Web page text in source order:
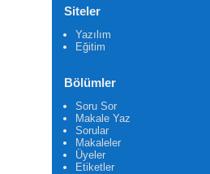
Siteler
Yazılım
Eğitim
Bölümler
Soru Sor
Makale Yaz
Sorular
Makaleler
Üyeler
Etiketler